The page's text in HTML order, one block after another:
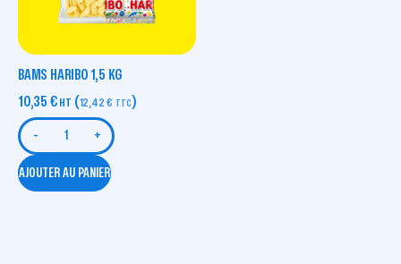
BAMS HARIBO 1,5 KG
10,35 € HT (12,42€ TTC)
- +
AJOUTER AU PANIER